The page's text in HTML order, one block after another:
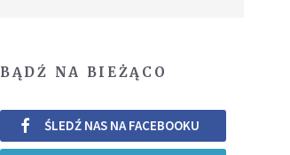
BĄDŹ NA BIEŻĄCO
ŚLEDŹ NAS NA FACEBOOKU